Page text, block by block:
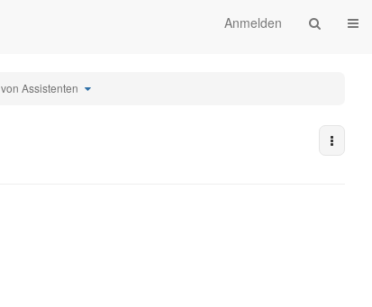
Anmelden
Assistenten Schalte
den
Verzeichnisbaum